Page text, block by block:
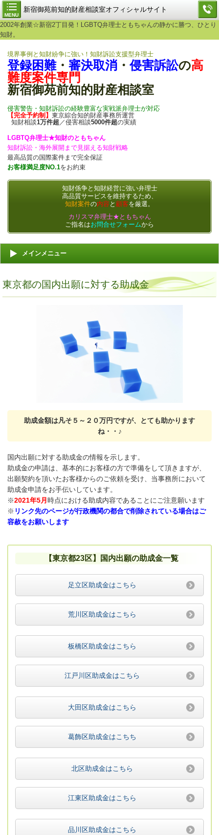
MENU
新宿御苑前知的財産相談室オフィシャルサイト
2002年創業☆新宿2丁目発！LGBTQ弁理士ともちゃんの静かに勝つ、ひとり
知財。
境界事例と知財紛争に強い！知財訴訟支援型弁理士
登録困難・ 審決取消 ・侵害訴訟の高
難度案件専門
新宿御苑前知的財産相談室
侵害警告・知財訴訟の経験豊富な実戦派弁理士が対応
【完全予約制】 東京綜合知的財産事務所運営
知財相談1万件超 ／侵害相談5000件超の実績
LGBTQ弁理士★知財のともちゃん
知財訴訟・海外展開まで見据える知財戦略
最高品質の国際案件まで完全保証
お客様満足度NO.1をお約束
知財係争と知財経営に強い弁理士
高品質サービスを維持するため、
知財案件の内容 と 顧客を厳選。
カリスマ弁理士★ともちゃん
ご指名はお問合せフォームから
メインメニュー
東京都の国内出願に対する助成金
助成金額は凡そ５～２０万円ですが、とても助かります
ね・・♪
国内出願に対する助成金の情報を示します。
助成金の申請は、基本的にお客様の方で準備をして頂きますが、
出願契約を頂いたお客様からのご依頼を受け、当事務所において
助成金申請をお手伝いしています。
※2021年5月 時点における助成内容であることにご注意願います
※ リンク先のページが行政機関の都合で削除されている場合はご
容赦をお願いします
【東京都23区】国内出願の助成金一覧
足立区助成金はこちら
荒川区助成金はこちら
板橋区助成金はこちら
江戸川区助成金はこちら
大田区助成金はこちら
葛飾区助成金はこちち
北区助成金はこちら
江東区助成金はこちら
品川区助成金はこちら